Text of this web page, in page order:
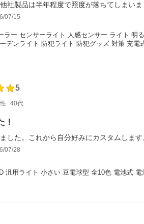
社製品は半年程度で照度が落ちてしまい
07/15
ラー センサーライト 人感センサー ライト 明
デンライト 防犯ライト 防犯グッズ 対策 充電
5
40代
！
した。これから自分好みにカスタムしま
07/28
汎用ライト 小さい 豆電球型 全10色 電池式